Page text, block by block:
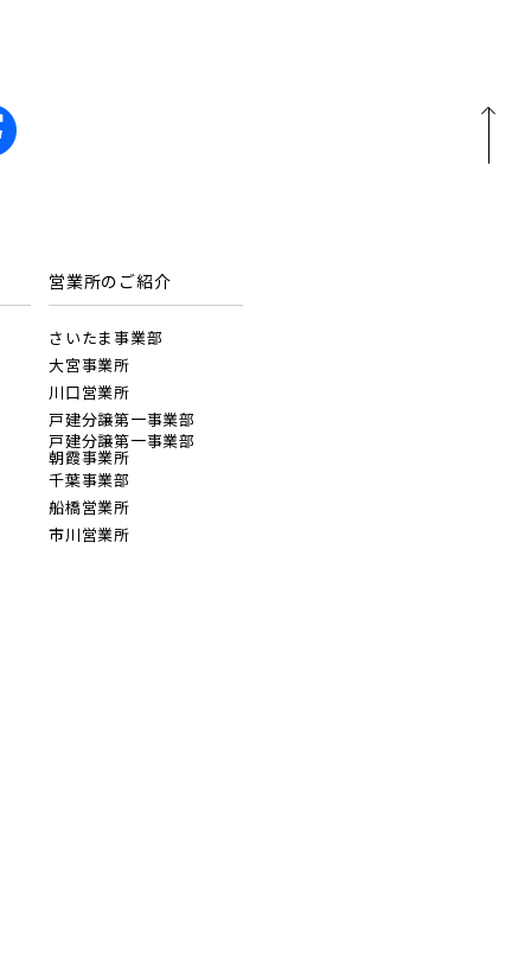
営業所のご紹介
さいたま事業部
大宮事業所
川口営業所
戸建分譲第一事業部
戸建分譲第一事業部
朝霞事業所
千葉事業部
船橋営業所
市川営業所